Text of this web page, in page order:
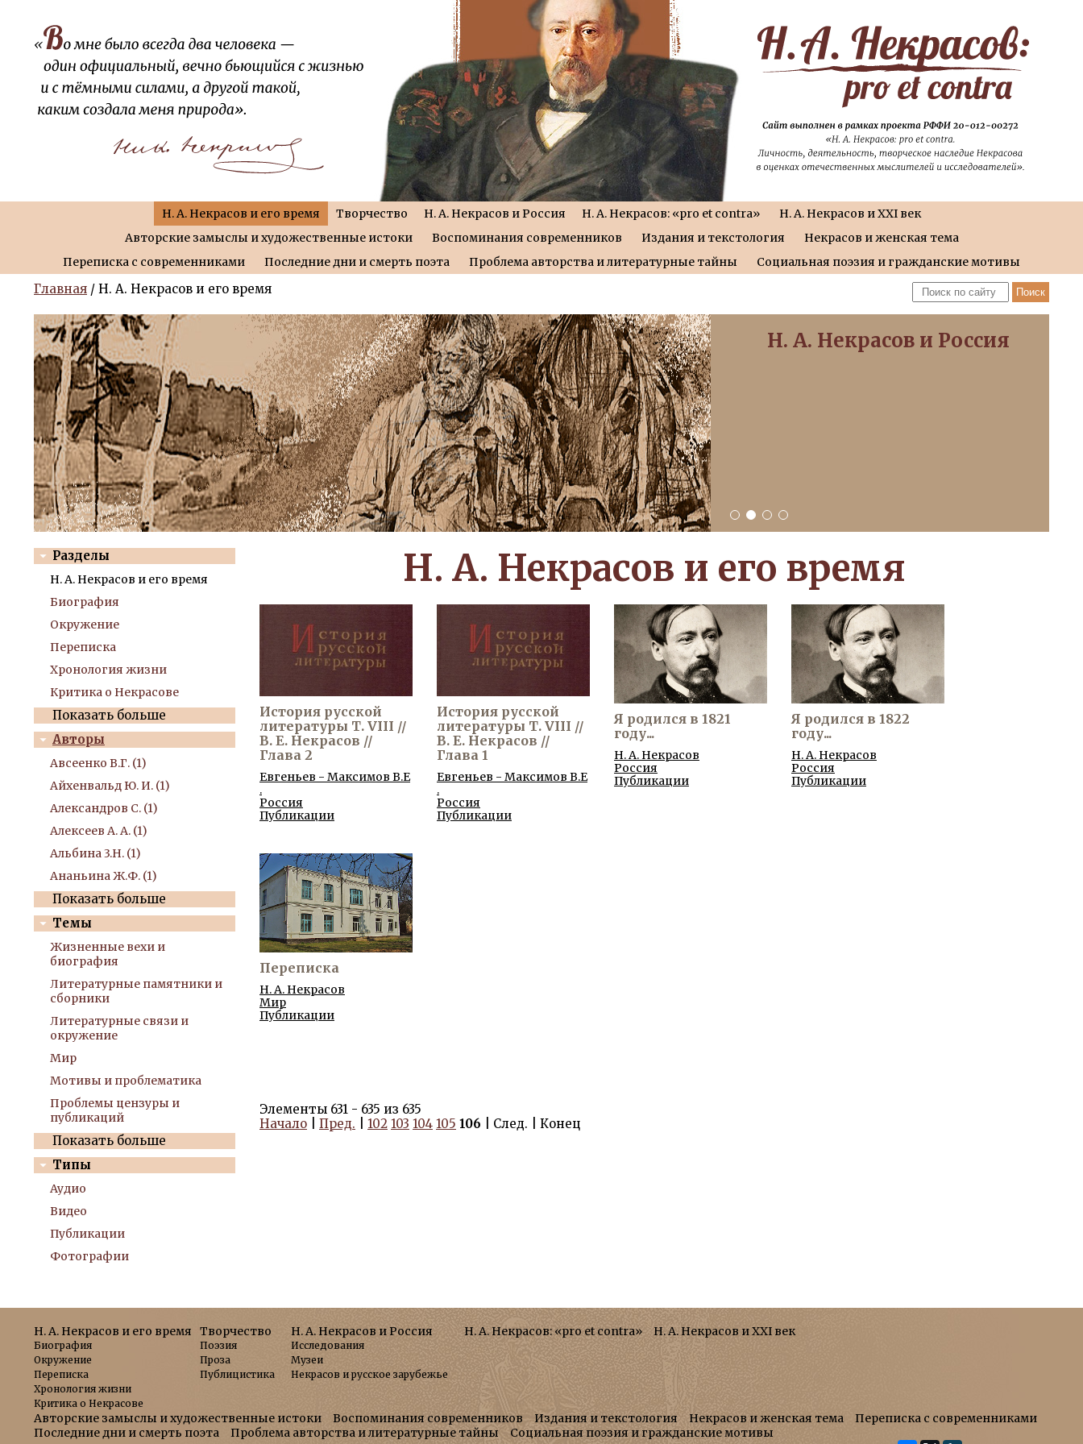
Н. А. Некрасов и его время Творчество Н. А. Некрасов и Россия Н. А. Некрасов: «pro et contra»
Н. А. Некрасов и XXI век
Авторские замыслы и художественные истоки
Воспоминания современников Издания и текстология
Некрасов и женская тема
Переписка с современниками
Последние дни и смерть поэта Проблема авторства и литературные тайны Социальная поэзия и гражданские мотивы
Главная / Н. А. Некрасов и его время
Н. А. Некрасов и Россия
Разделы
Н. А. Некрасов и его время
Биография
Окружение
Переписка
Хронология жизни
Критика о Некрасове
Показать больше
Авторы
Авсеенко В.Г. (1)
Айхенвальд Ю. И. (1)
Александров С. (1)
Алексеев А. А. (1)
Альбина 3.Н. (1)
Ананьина Ж.Ф. (1)
Показать больше
Темы
Жизненные вехи и
биография
Литературные памятники и
сборники
Литературные связи и
окружение
Мир
Мотивы и проблематика
Проблемы цензуры и
публикаций
Показать больше
Типы
Аудио
Видео
Публикации
Фотографии
Н. А. Некрасов и его время
История русской
литературы Т. VIII //
В. Е. Некрасов //
Глава 2
Евгеньев - Максимов В.Е
.
Россия
Публикации
История русской
литературы Т. VIII //
В. Е. Некрасов //
Глава 1
Евгеньев - Максимов В.Е
.
Россия
Публикации
Я родился в 1821
году...
Н. А. Некрасов
Россия
Публикации
Я родился в 1822
году...
Н. А. Некрасов
Россия
Публикации
Переписка
Н. А. Некрасов
Мир
Публикации
Элементы 631 - 635 из 635
Начало
Пред. 102 103 104 105 106 | След. | Конец
Н. А. Некрасов и его время
Биография
Окружение
Переписка
Хронология жизни
Критика о Некрасове
Творчество
Поэзия
Проза
Публицистика
Н. А. Некрасов и Россия
Исследования
Музеи
Некрасов и русское зарубежье
Н. А. Некрасов: «pro et contra» Н. А. Некрасов и XXI век
Авторские замыслы и художественные истоки Воспоминания современников Издания и текстология Некрасов и женская тема
Переписка с современниками
Последние дни и смерть поэта
Проблема авторства и литературные тайны Социальная поэзия и гражданские мотивы